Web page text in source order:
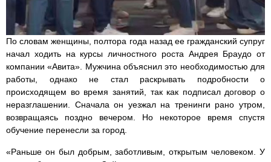
По словам женщины, полтора года назад ее гражданский супруг
начал ходить на курсы личностного роста Андрея Браудо от
компании «Авита». Мужчина объяснил это необходимостью для
работы, однако не стал раскрывать подробности о
происходящем во время занятий, так как подписал договор о
неразглашении. Сначала он уезжал на тренинги рано утром,
возвращаясь поздно вечером. Но некоторое время спустя
обучение перенесли за город.
«Раньше он был добрым, заботливым, открытым человеком. У